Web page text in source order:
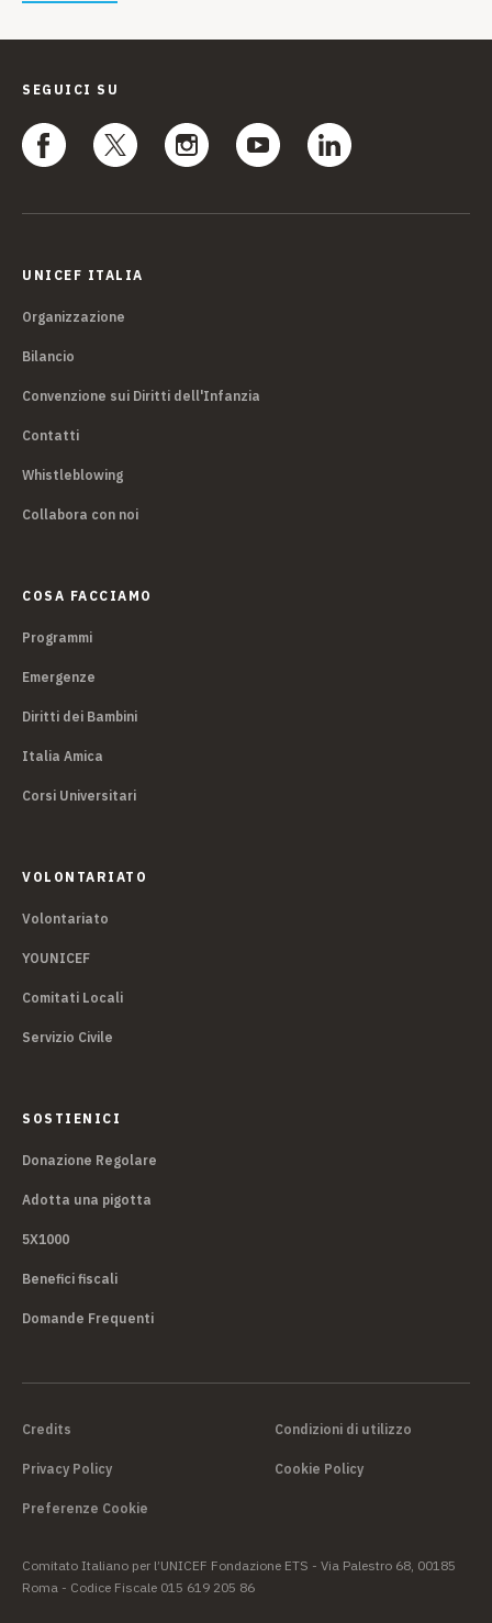
SEGUICI SU
UNICEF ITALIA
Organizzazione
Bilancio
Convenzione sui Diritti dell'Infanzia
Contatti
Whistleblowing
Collabora con noi
COSA FACCIAMO
Programmi
Emergenze
Diritti dei Bambini
Italia Amica
Corsi Universitari
VOLONTARIATO
Volontariato
YOUNICEF
Comitati Locali
Servizio Civile
SOSTIENICI
Donazione Regolare
Adotta una pigotta
5X1000
Benefici fiscali
Domande Frequenti
Credits Condizioni di utilizzo
Privacy Policy Cookie Policy
Preferenze Cookie
Comitato Italiano per l’UNICEF Fondazione ETS - Via Palestro 68, 00185
Roma - Codice Fiscale 015 619 205 86